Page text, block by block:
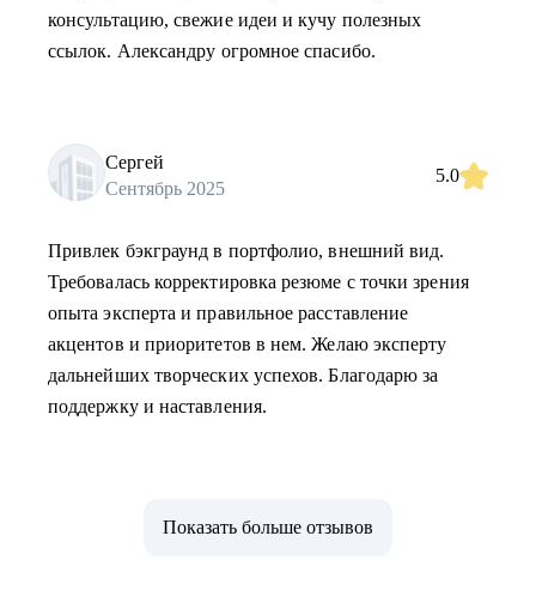
консультацию, свежие идеи и кучу полезных
ссылок. Александру огромное спасибо.
Сергей
Сентябрь 2025
5.0
Привлек бэкграунд в портфолио, внешний вид.
Требовалась корректировка резюме с точки зрения
опыта эксперта и правильное расставление
акцентов и приоритетов в нем. Желаю эксперту
дальнейших творческих успехов. Благодарю за
поддержку и наставления.
Показать больше отзывов